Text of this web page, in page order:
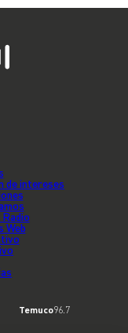
de intereses
Web
Temuco96.7